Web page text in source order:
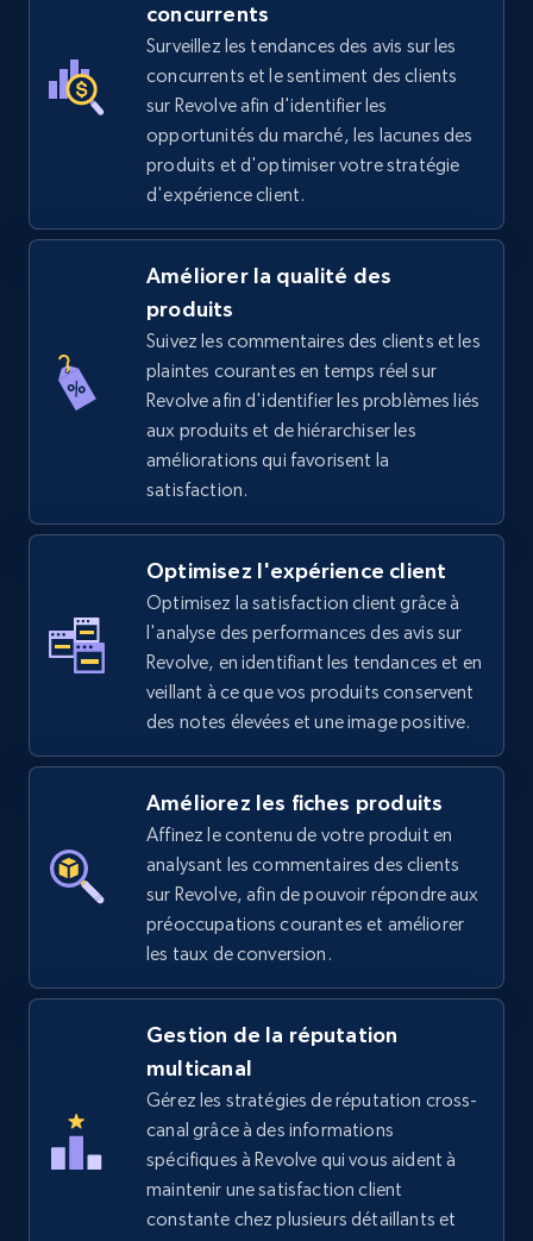
TikTok Shop - category
URL, Title, Available, Description, Currency, Initial
price, Final price, Discount percent, and more.
668+ Commencer
TikTok Shop - Collect TikTok shop products
by keywords search
URL, Title, Available, Description, Currency, Initial
price, Final price, Discount percent, and more.
668+ Commencer
URL, Title, Available, Description, Currency, Initial
price, Final price, Discount percent, and more.
5.4K+ 668+ Commencer
Seller id, URL, Seller name, Description, Detailed
info, Stars, Feedbacks, Return policy, and more.
378+ Commencer
URL, Product id, Title, Seller name, Seller rating,
Seller reviews, Breadcrumbs, Root category, and
more.
359+ Commencer
concurrents
Surveillez les tendances des avis sur les
concurrents et le sentiment des clients
sur Revolve afin d'identifier les
opportunités du marché, les lacunes des
produits et d'optimiser votre stratégie
d'expérience client.
Améliorer la qualité des
produits
Suivez les commentaires des clients et les
plaintes courantes en temps réel sur
Revolve afin d'identifier les problèmes liés
aux produits et de hiérarchiser les
améliorations qui favorisent la
satisfaction.
Optimisez l'expérience client
Optimisez la satisfaction client grâce à
l'analyse des performances des avis sur
Revolve, en identifiant les tendances et en
veillant à ce que vos produits conservent
des notes élevées et une image positive.
Améliorez les fiches produits
Affinez le contenu de votre produit en
analysant les commentaires des clients
sur Revolve, afin de pouvoir répondre aux
préoccupations courantes et améliorer
les taux de conversion.
Gestion de la réputation
multicanal
Gérez les stratégies de réputation cross-
canal grâce à des informations
spécifiques à Revolve qui vous aident à
maintenir une satisfaction client
constante chez plusieurs détaillants et